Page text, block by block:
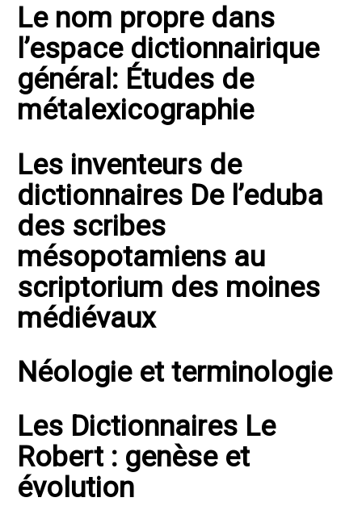
Le nom propre dans
l’espace dictionnairique
général: Études de
métalexicographie
Les inventeurs de
dictionnaires De l’eduba
des scribes
mésopotamiens au
scriptorium des moines
médiévaux
Néologie et terminologie
Les Dictionnaires Le
Robert : genèse et
évolution